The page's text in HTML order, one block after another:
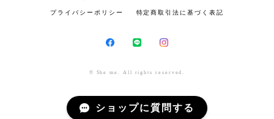
プライバシーポリシー 特定商取引法に基づく表記
© She me. All rights reserved.
ショップに質問する